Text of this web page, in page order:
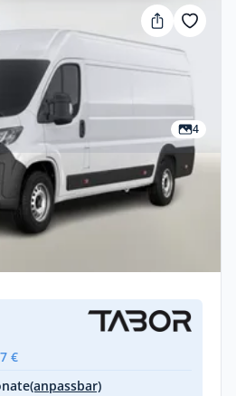
4
AT L4H2 Kam CarPlay
Gewerbeleasing
€
(anpassbar)